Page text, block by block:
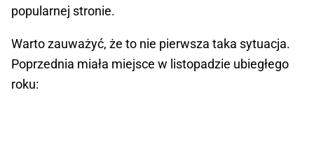
popularnej stronie.
Warto zauważyć, że to nie pierwsza taka sytuacja.
Poprzednia miała miejsce w listopadzie ubiegłego
roku: